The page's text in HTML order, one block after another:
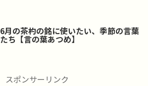
6月の茶杓の銘に使いたい、季節の言葉
たち【言の葉あつめ】
スポンサーリンク